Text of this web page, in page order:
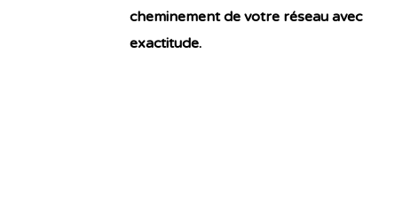
cheminement de votre réseau avec
exactitude.